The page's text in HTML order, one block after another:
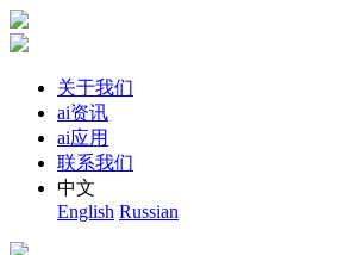
关于我们
ai资讯
ai应用
联系我们
中文
English Russian